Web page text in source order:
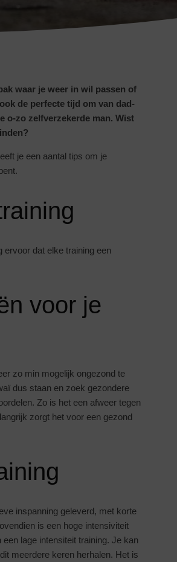
waar je weer in wil passen of
de perfecte tijd om van dad-
o-zo zelfverzekerde man. Wist
je een aantal tips om je
dat elke training een
voor je
zo min mogelijk ongezond te
dus staan en zoek gezondere
Zo is het een afweer tegen
zorgt het voor een gezond
inspanning geleverd, met korte
is een hoge intensiviteit
lage intensiteit training. Je kan
meerdere keren herhalen. Het is